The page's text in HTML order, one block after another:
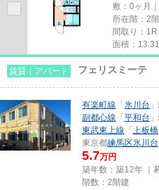
敷：0ヶ月
所在階：2階
間取り：1R
面積：
賃貸｜アパート フェリスミーテ
有楽町線 「 氷川台
副都心線 「 平和台
東武東上線 「 上板橋
東京都練馬区氷川台
5.7万円
築年数：築12年 ｜
階数：2階建